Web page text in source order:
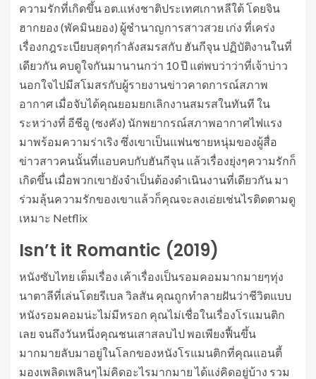
ความรักที่เกิดขึ้น อต.แห่งชาติประเทศเกาหลีใต้ โดยจิน
ฮากยอง (พัคมินยอง) ผู้ชำนาญการสาวสวย เก่ง ที่เคร่ง
เรื่องกฎระเบียบสุดๆกำลังสมรสกับ ฮันกีจุน ปฏิบัติงานในที่
เดียวกัน คบดูใจกันมานานกว่า 10 ปี แต่พบว่าว่าที่เจ้าบ่าว
นอกใจไปมีสโมสรกับผู้รายงานข่าวคาดการณ์สภาพ
อากาศ เมื่อจับได้คุณยอมยกเลิกงานสมรสในทันที ใน
ระหว่างที่ อีชีอู (ซงคัง) นักพยากรณ์สภาพอากาศไฟแรง
มาพร้อมความร่าเริง ซึ่งเขาเป็นแฟนชายหนุ่มของผู้สื่อ
ข่าวสาวคนนั้นที่แอบคบกับฮันกีจุน แล้วเรื่องยุ่งๆความรักก็
เกิดขึ้น เมื่อพวกเขายังจำเป็นต้องดำเนินงานที่เดียวกัน มา
ร่วมลุ้นความรักของเขาแล้วก็คุณจะลงเอ่ยเช่นไรติดตามดู
เหมาะ Netflix
Isn’t it Romantic (2019)
หนังซับไทย เต็มเรื่อง เค้าเรื่องเป็นรอมคอมมากมายๆทุ่ง
นาตาลีที่เล่นโดยรีเบล วิลสัน คุณถูกทำลายฝันว่าชีวิตแบบ
หนังรอมคอมน่ะไม่มีหรอก คุณไม่เชื่อในเรื่องโรแมนติก
เลย จนถึงวันหนึ่งคุณชนเสาสลบไป พอเพียงฟื้นขึ้น
มากมายลับมาอยู่ในโลกของหนังโรแมนติกที่คุณแอนตี้
มองเพลิดเพลินๆไม่คิดอะไรมากมาย ได้แง่คิดอยู่บ้าง รวม